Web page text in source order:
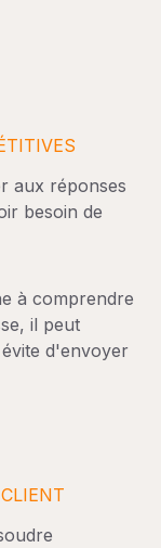
aux réponses
besoin de
à comprendre
il peut
d'envoyer